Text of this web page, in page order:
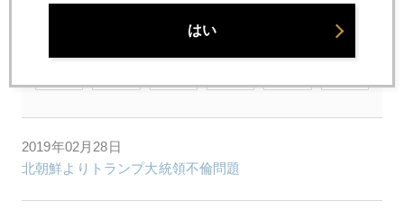
2019年
6月
2019年02月28日
北朝鮮よりトランプ大統領不倫問題
はい